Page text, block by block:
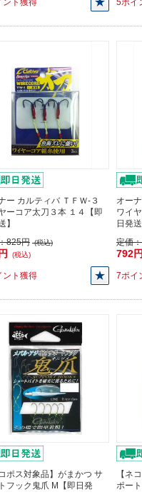
ント獲得 5ポイ
ー カルティバ ＴＦＷ-３
ーコア太刀３本 １４【即
】
825円 (税込)
(税込)
ント獲得
オー
ワイ
日発送
定価：
792円
7ポイ
コポス対象品】がまかつ サ
フック鬼爪 M【即日発
【ネ
ポー